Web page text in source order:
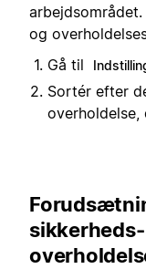
og
Gå til
Sortér efter
overholdelse,